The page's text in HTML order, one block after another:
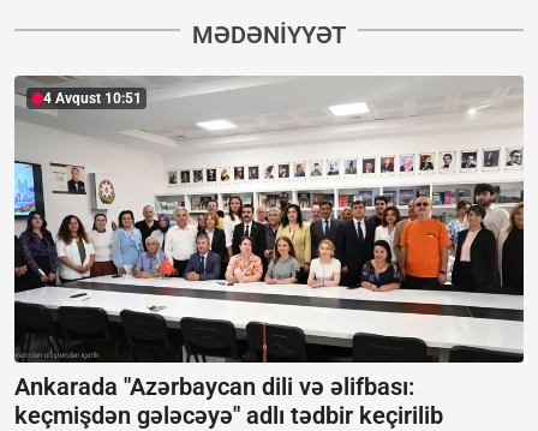
MƏDƏNIYYƏT
4 Avqust 10:51
Ankarada "Azərbaycan dili və əlifbası:
keçmişdən gələcəyə" adlı tədbir keçirilib